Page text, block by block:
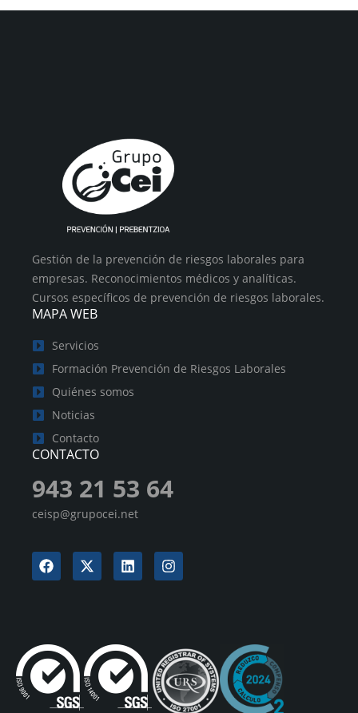
Gestión de la prevención de riesgos laborales para
empresas. Reconocimientos médicos y analíticas.
Cursos específicos de prevención de riesgos laborales.
MAPA WEB
Servicios
Formación Prevención de Riesgos Laborales
Quiénes somos
Noticias
Contacto
CONTACTO
943 21 53 64
ceisp@grupocei.net